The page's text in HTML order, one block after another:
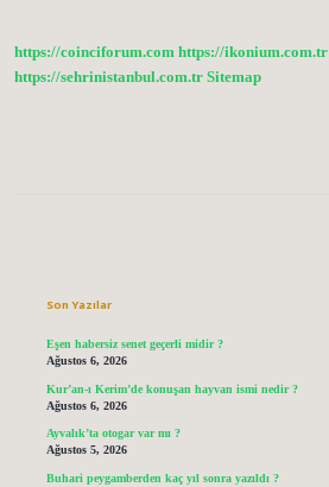
https://coinciforum.com https://ikonium.com.tr
https://sehrinistanbul.com.tr Sitemap
Son Yazılar
Eşen habersiz senet geçerli midir ?
Ağustos 6, 2026
Kur’an-ı Kerim’de konuşan hayvan ismi nedir ?
Ağustos 6, 2026
Ayvalık’ta otogar var mı ?
Ağustos 5, 2026
Buhari peygamberden kaç yıl sonra yazıldı ?